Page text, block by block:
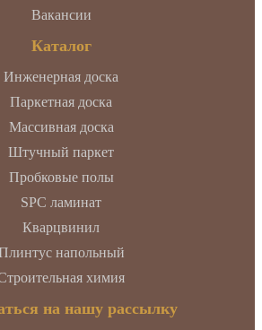
Вакансии
Каталог
Инженерная доска
Паркетная доска
Массивная доска
Штучный паркет
Пробковые полы
SPC ламинат
Кварцвинил
напольный
химия
на нашу рассылку